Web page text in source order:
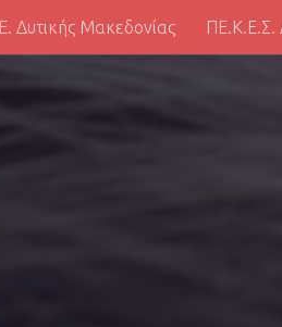
Δυτικής Μακεδονίας ΠΕ.Κ.Ε.Σ.